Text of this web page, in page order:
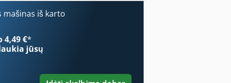
UNIT: - Clamping force: 60 t Opening
installation height: - Tie bar spacing
(nozzle/ejector plate): 125 / 125 mm
20.4 g Stroke volume: 22.4 cm³
DE Operating manual: DE
interface: Euromap 12 GENERAL
Total connected load: Motor + heater
iš karto
4,49 €*
jūsų